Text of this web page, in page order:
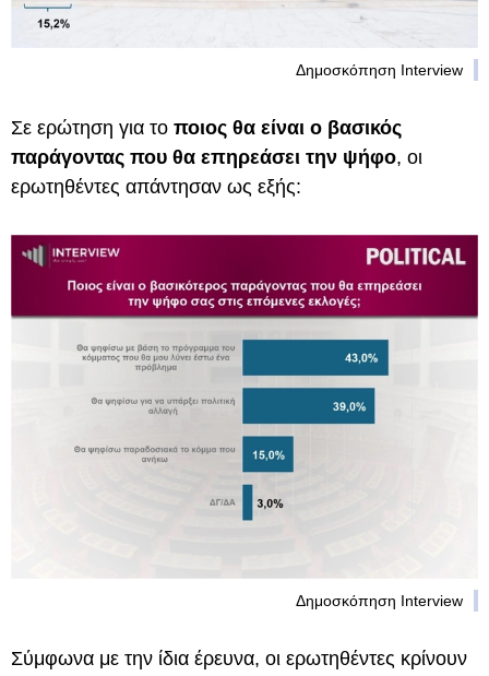
Δημοσκόπηση Interview
Σε ερώτηση για το ποιος θα είναι ο βασικός
παράγοντας που θα επηρεάσει την ψήφο, οι
ερωτηθέντες απάντησαν ως εξής:
Δημοσκόπηση Interview
Σύμφωνα με την ίδια έρευνα, οι ερωτηθέντες κρίνουν